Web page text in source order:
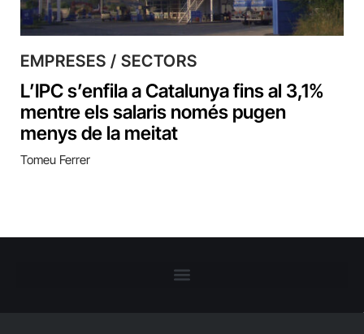
EMPRESES / SECTORS
L’IPC s’enfila a Catalunya fins al 3,1%
mentre els salaris només pugen
menys de la meitat
Tomeu Ferrer